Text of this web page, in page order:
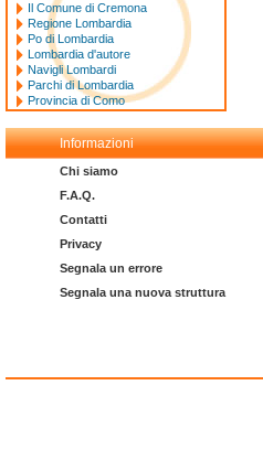
Il Comune di Cremona
Regione Lombardia
Po di Lombardia
Lombardia d'autore
Navigli Lombardi
Parchi di Lombardia
Provincia di Como
Informazioni
Chi siamo
F.A.Q.
Contatti
Privacy
Segnala un errore
Segnala una nuova struttura